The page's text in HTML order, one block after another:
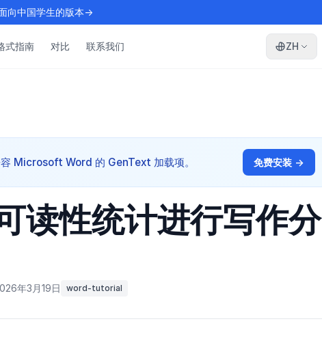
向中国学生的版本→
式指南 对比 联系我们 ZH
Microsoft Word 的 GenText 加载项。 免费安装 →
读性统计进行写作分
年3月19日 word-tutorial